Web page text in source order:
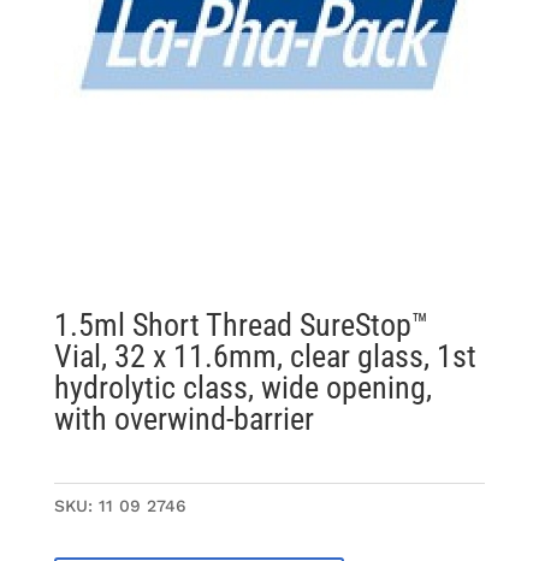
1.5ml Short Thread SureStop™
Vial, 32 x 11.6mm, clear glass, 1st
hydrolytic class, wide opening,
with overwind-barrier
SKU: 11 09 2746